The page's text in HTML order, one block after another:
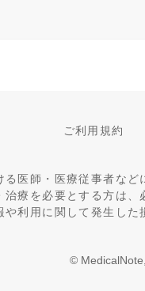
ご利用規約
る医師・医療従事者な
治療を必要とする方は
や利用に関して発生し
©